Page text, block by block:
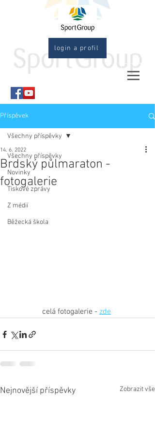
login a profil
Příspěvek
Všechny příspěvky
Novinky
Tiskové zprávy
Z médií
Běžecká škola
Všechny příspěvky
Brdský půlmaraton -
fotogalerie
14. 6. 2022
celá fotogalerie - zde
Nejnovější příspěvky Zobrazit vše